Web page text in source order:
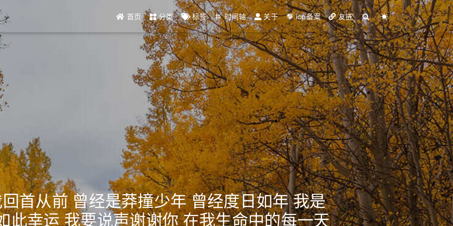
首页 分类 标签 时间轴 关于 icp备案 友链
首从前 曾经是莽撞少年 曾经度日如年 我是
此幸运 我要说声谢谢你 在我生命中的每一天